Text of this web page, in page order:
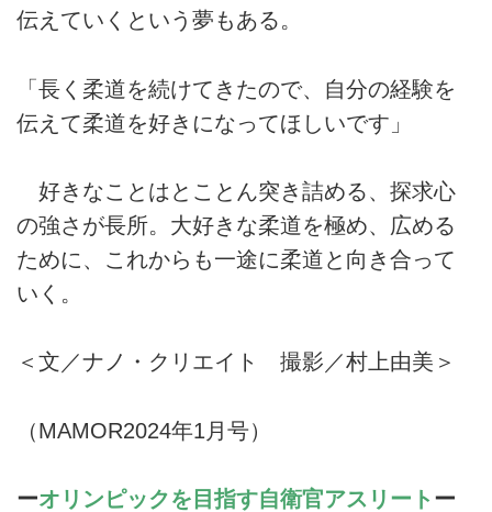
伝えていくという夢もある。
「長く柔道を続けてきたので、自分の経験を
伝えて柔道を好きになってほしいです」
好きなことはとことん突き詰める、探求心
の強さが長所。大好きな柔道を極め、広める
ために、これからも一途に柔道と向き合って
いく。
＜文／ナノ・クリエイト 撮影／村上由美＞
（MAMOR2024年1月号）
ーオリンピックを目指す自衛官アスリート ー